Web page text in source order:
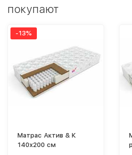
покупают
-13%
Матрас Актив & К
140х200 см